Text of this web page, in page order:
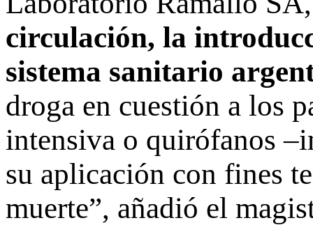
circulación, la
sistema sanitario
droga en cuestión a los
intensiva o quirófanos
su aplicación con fines
muerte”, añadió el